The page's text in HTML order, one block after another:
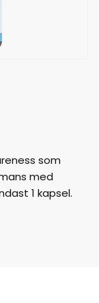
som
med
1 kapsel.